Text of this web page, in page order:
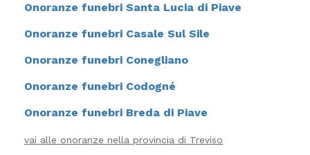
Onoranze funebri Santa Lucia di Piave
Onoranze funebri Casale Sul Sile
Onoranze funebri Conegliano
Onoranze funebri Codogné
Onoranze funebri Breda di Piave
vai alle onoranze nella provincia di Treviso